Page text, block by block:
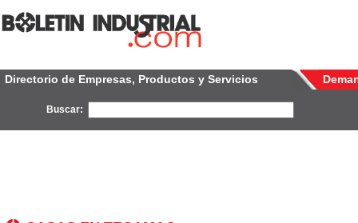
Directorio de Empresas, Productos y Servicios
Buscar: